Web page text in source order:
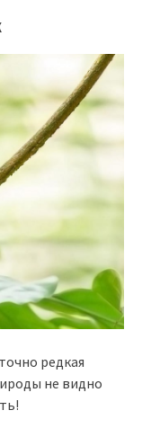
редкая
не видно